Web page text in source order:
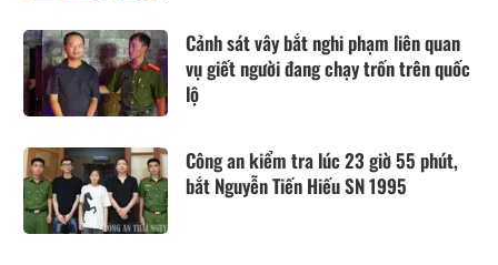
Cảnh sát vây bắt nghi phạm liên quan
vụ giết người đang chạy trốn trên quốc
lộ
Công an kiểm tra lúc 23 giờ 55 phút,
bắt Nguyễn Tiến Hiếu SN 1995